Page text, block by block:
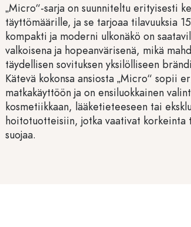
„Micro“-sarja on suunniteltu erityisesti
täyttömäärille, ja se tarjoaa tilavuuksia
kompakti ja moderni ulkonäkö on
valkoisena ja hopeanvärisenä, mikä
täydellisen sovituksen yksilölliseen
Kätevä kokonsa ansiosta „Micro“ sopii
matkakäyttöön ja on ensiluokkainen
kosmetiikkaan, lääketieteeseen tai
hoitotuotteisiin, jotka vaativat korkeinta
suojaa.